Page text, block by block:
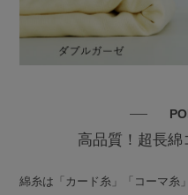
高品質！超長綿
綿糸は「カード糸」「コーマ糸